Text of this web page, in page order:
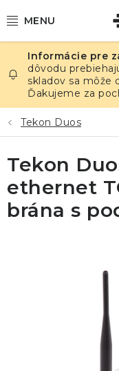
na
ELEKTRINA
TEPLOTA A
TLAK A ÚNIKY
ZÁZNAMNÍKY
KALIBRÁCIA
dôvodu
skladov sa môže
Ďakujeme za
Tekon Duos
Tekon
ethernet
brána s